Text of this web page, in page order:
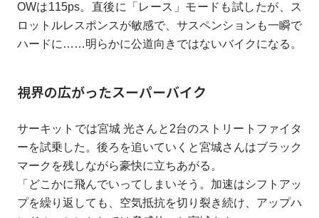
OWは115ps。直後に「レース」モードも試したが、ス
ロットルレスポンスが敏感で、サスペンションも一瞬で
ハードに……明らかに公道向きではないバイクになる。
視界の広がったスーパーバイク
サーキットでは宮城 光さんと2台のストリートファイタ
ーを試乗した。後ろを追いていくと宮城さんはブラック
マークを残しながら豪快に立ちあがる。
「どこかに飛んでいってしまいそう。加速はシフトアッ
プを繰り返しても、空気抵抗を切り裂き続け、アップハ